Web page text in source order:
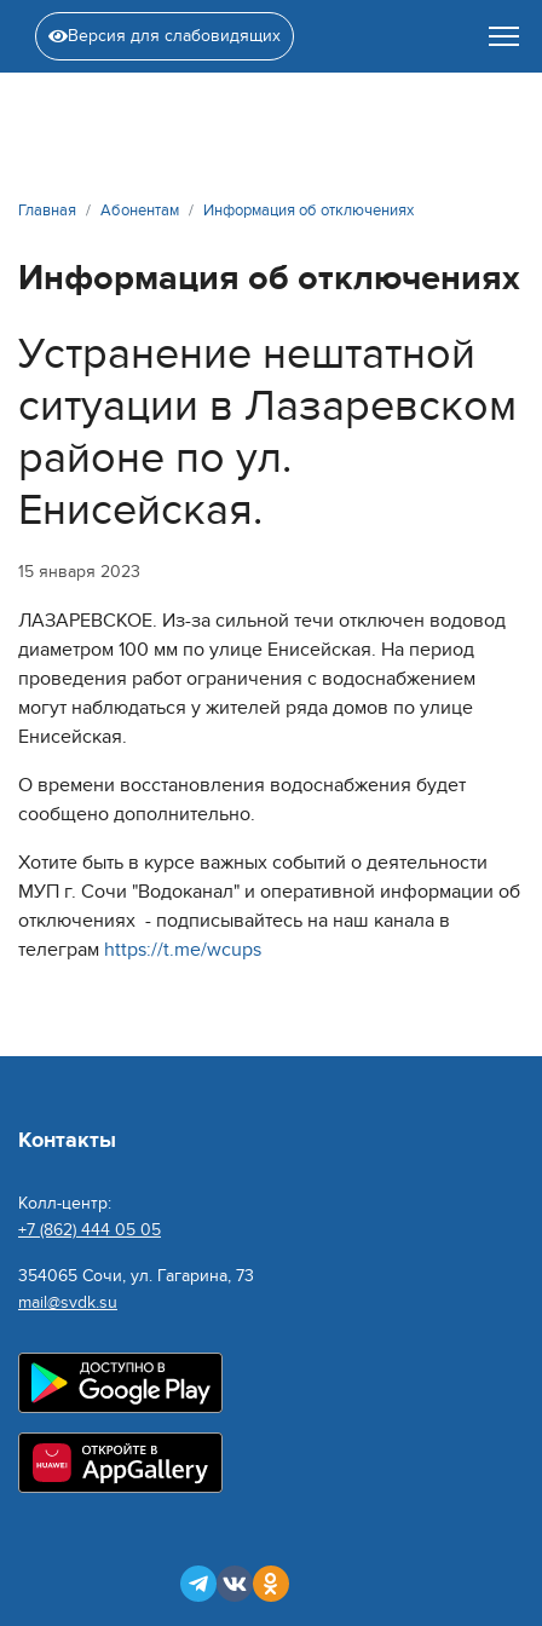
Версия для слабовидящих
Главная Абонентам Информация об отключениях
Информация об отключениях
Устранение нештатной
ситуации в Лазаревском
районе по ул.
Енисейская.
15 января 2023
ЛАЗАРЕВСКОЕ. Из-за сильной течи отключен водовод
диаметром 100 мм по улице Енисейская. На период
проведения работ ограничения с водоснабжением
могут наблюдаться у жителей ряда домов по улице
Енисейская.
О времени восстановления водоснабжения будет
сообщено дополнительно.
Хотите быть в курсе важных событий о деятельности
МУП г. Сочи "Водоканал" и оперативной информации об
отключениях - подписывайтесь на наш канала в
телеграм https://t.me/wcups
Контакты
Колл-центр:
+7 (862) 444 05 05
354065 Сочи, ул. Гагарина, 73
mail@svdk.su